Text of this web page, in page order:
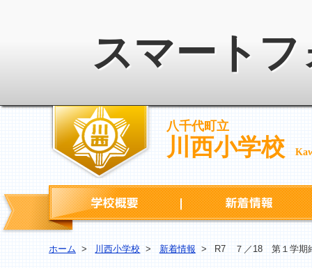
スマート
八千代町立
川西小学校
学校概要
ホーム > 川西小学校 > 新着情報 > R7 ７／18 第１学期